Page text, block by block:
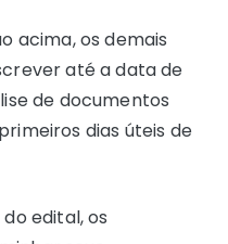
acima, os demais
até a data de
de documentos
dias úteis de
edital, os